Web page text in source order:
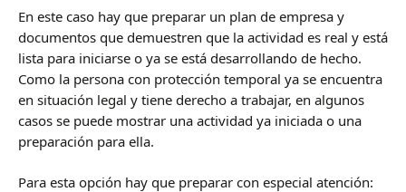
En este caso hay que preparar un plan de empresa y
documentos que demuestren que la actividad es real y está
lista para iniciarse o ya se está desarrollando de hecho.
Como la persona con protección temporal ya se encuentra
en situación legal y tiene derecho a trabajar, en algunos
casos se puede mostrar una actividad ya iniciada o una
preparación para ella.
Para esta opción hay que preparar con especial atención: